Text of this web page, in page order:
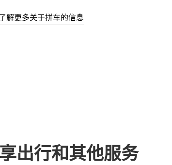
解更多关于拼车的信息
出行和其他服务